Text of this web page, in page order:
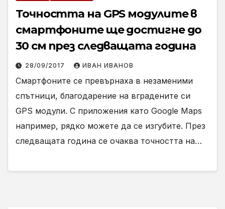
Точността на GPS модулите в
смартфоните ще достигне до
30 см през следващата година
28/09/2017 ИВАН ИВАНОВ
Смартфоните се превърнаха в незаменими
спътници, благодарение на вградените си
GPS модули. С приложения като Google Maps
например, рядко можете да се изгубите. През
следващата година се очаква точността на…